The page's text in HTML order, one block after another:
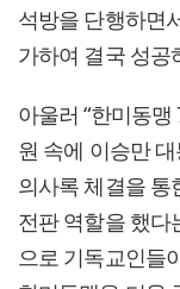
석방을 단행하면
가하여 결국 성공
아울러 “한미동
원 속에 이승만
의사록 체결을 통
전판 역할을 했다
으로 기독교인들